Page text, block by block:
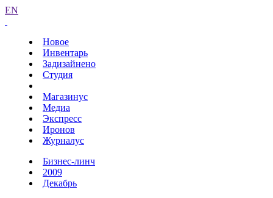
EN
Новое
Инвентарь
Задизайнено
Студия
Магазинус
Медиа
Экспресс
Иронов
Журналус
Бизнес-линч
2009
Декабрь